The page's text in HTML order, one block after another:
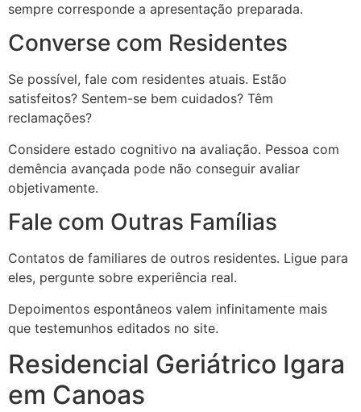
sempre corresponde a apresentação preparada.
Converse com Residentes
Se possível, fale com residentes atuais. Estão
satisfeitos? Sentem-se bem cuidados? Têm
reclamações?
Considere estado cognitivo na avaliação. Pessoa com
demência avançada pode não conseguir avaliar
objetivamente.
Fale com Outras Famílias
Contatos de familiares de outros residentes. Ligue para
eles, pergunte sobre experiência real.
Depoimentos espontâneos valem infinitamente mais
que testemunhos editados no site.
Residencial Geriátrico Igara
em Canoas